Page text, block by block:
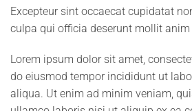
Excepteur sint occaecat cupidatat
culpa qui officia deserunt mollit
Lorem ipsum dolor sit amet,
do eiusmod tempor incididunt ut
aliqua. Ut enim ad minim veniam,